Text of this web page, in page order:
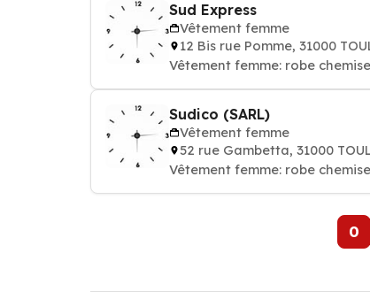
Sud Express
Vêtement femme
12 Bis rue Pomme, 31000
Vêtement femme: robe
Sudico (SARL)
Vêtement femme
52 rue Gambetta, 31000
Vêtement femme: robe
0